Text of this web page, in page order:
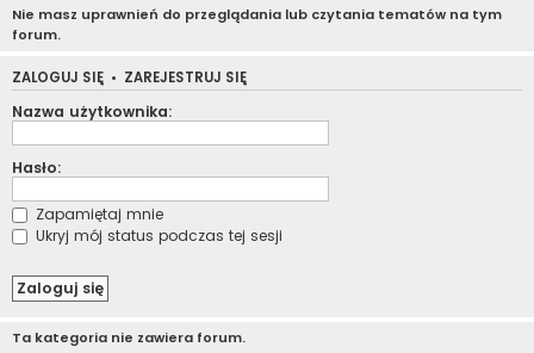
Nie masz uprawnień do przeglądania lub czytania tematów na tym
forum.
ZALOGUJ SIĘ • ZAREJESTRUJ SIĘ
Nazwa użytkownika:
Hasło:
Zapamiętaj mnie
Ukryj mój status podczas tej sesji
Ta kategoria nie zawiera forum.